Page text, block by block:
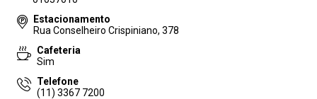
Estacionamento
Rua Conselheiro Crispiniano, 378
Cafeteria
Sim
Telefone
(11) 3367 7200